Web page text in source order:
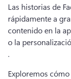
Las historias de
rápidamente a
contenido en la
o la
.
Exploremos